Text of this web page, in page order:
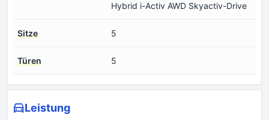
Hybrid i-Activ AWD Skyactiv-Drive
Sitze 5
Türen 5
Leistung